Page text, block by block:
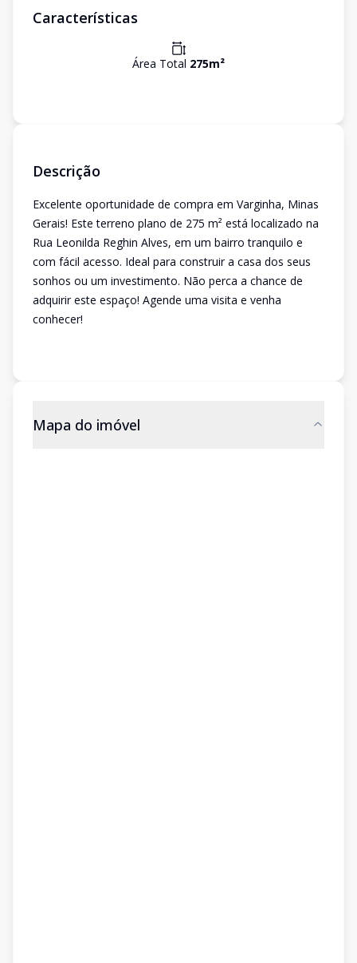
Características
Área Total 275m²
Descrição
Excelente oportunidade de compra em Varginha, Minas
Gerais! Este terreno plano de 275 m² está localizado na
Rua Leonilda Reghin Alves, em um bairro tranquilo e
com fácil acesso. Ideal para construir a casa dos seus
sonhos ou um investimento. Não perca a chance de
adquirir este espaço! Agende uma visita e venha
conhecer!
Mapa do imóvel